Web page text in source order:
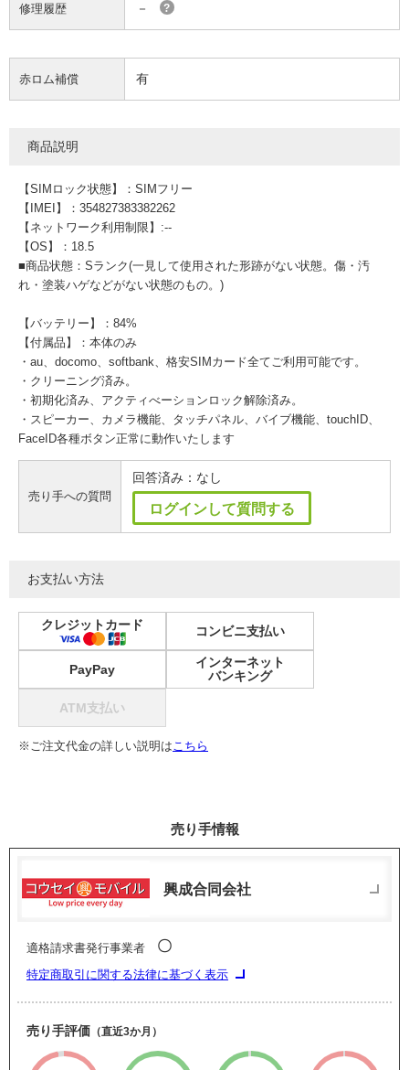
修理履歴 － ?
赤ロム補償 有
商品説明
【SIMロック状態】：SIMフリー
【IMEI】：354827383382262
【ネットワーク利用制限】:--
【OS】：18.5
■商品状態：Sランク(一見して使用された形跡がない状態。傷・汚
れ・塗装ハゲなどがない状態のもの。)
【バッテリー】：84%
【付属品】：本体のみ
・au、docomo、softbank、格安SIMカード全てご利用可能です。
・クリーニング済み。
・初期化済み、アクティべーションロック解除済み。
・スピーカー、カメラ機能、タッチパネル、バイブ機能、touchID、
FaceID各種ボタン正常に動作いたします
売り手への質問
回答済み：なし
ログインして質問する
お支払い方法
クレジットカード コンビニ支払い
PayPay
インターネット
バンキング
ATM支払い
※ご注文代金の詳しい説明はこちら
売り手情報
興成合同会社
適格請求書発行事業者 〇
特定商取引に関する法律に基づく表示
売り手評価 （直近3か月）